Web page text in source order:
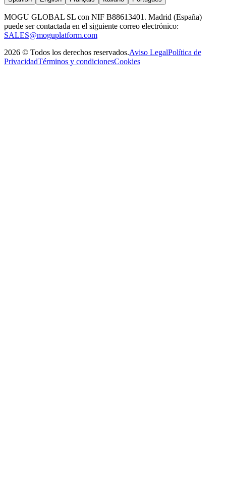
MOGU GLOBAL SL con NIF B88613401. Madrid (España)
puede ser contactada en el siguiente correo electrónico:
SALES@moguplatform.com
2026 © Todos los derechos reservados.Aviso LegalPolítica de
PrivacidadTérminos y condicionesCookies